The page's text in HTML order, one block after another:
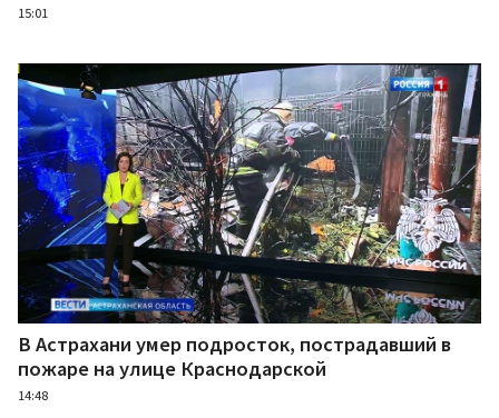
15:01
В Астрахани умер подросток, пострадавший в
пожаре на улице Краснодарской
14:48